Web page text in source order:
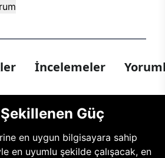
İncelemeler
Güç
en uygun bilgisayara sahip
en uyumlu şekilde çalışacak, en